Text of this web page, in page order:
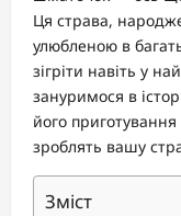
Ця страва,
улюбленою в
зігріти навіть у
зануримося в
його приготування
зроблять вашу
Зміст